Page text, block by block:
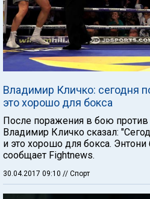
Владимир Кличко: сегодня
это хорошо для бокса
После поражения в бою
Владимир Кличко сказал:
и это хорошо для бокса.
сообщает Fightnews.
30.04.2017 09:10 // Спорт